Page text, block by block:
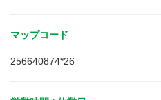
マップコード
256640874*26